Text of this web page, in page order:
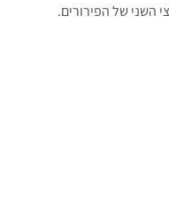
השני של הפירורים.